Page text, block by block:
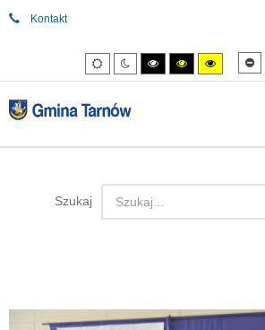
Kontakt
Tryb
domyślny
Tryb
nocny
Tryb
wysokiego
kontrastu
Tryb
wysokiego
kontrastu
Tryb
kontrastu
Szukaj